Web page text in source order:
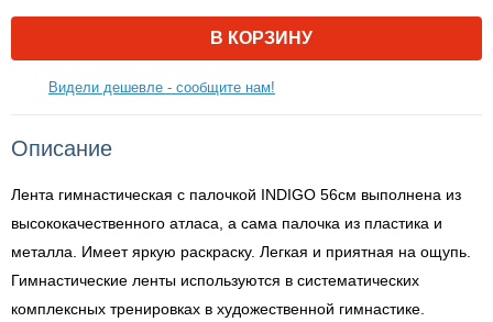
В КОРЗИНУ
Видели дешевле - сообщите нам!
Описание
Лента гимнастическая с палочкой INDIGO 56см выполнена из
высококачественного атласа, а сама палочка из пластика и
металла. Имеет яркую раскраску. Легкая и приятная на ощупь.
Гимнастические ленты используются в систематических
комплексных тренировках в художественной гимнастике.